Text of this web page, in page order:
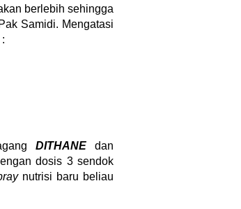
berlebih sehingga
Samidi. Mengatasi
DITHANEdan
dosis 3 sendok
nutrisi baru beliau